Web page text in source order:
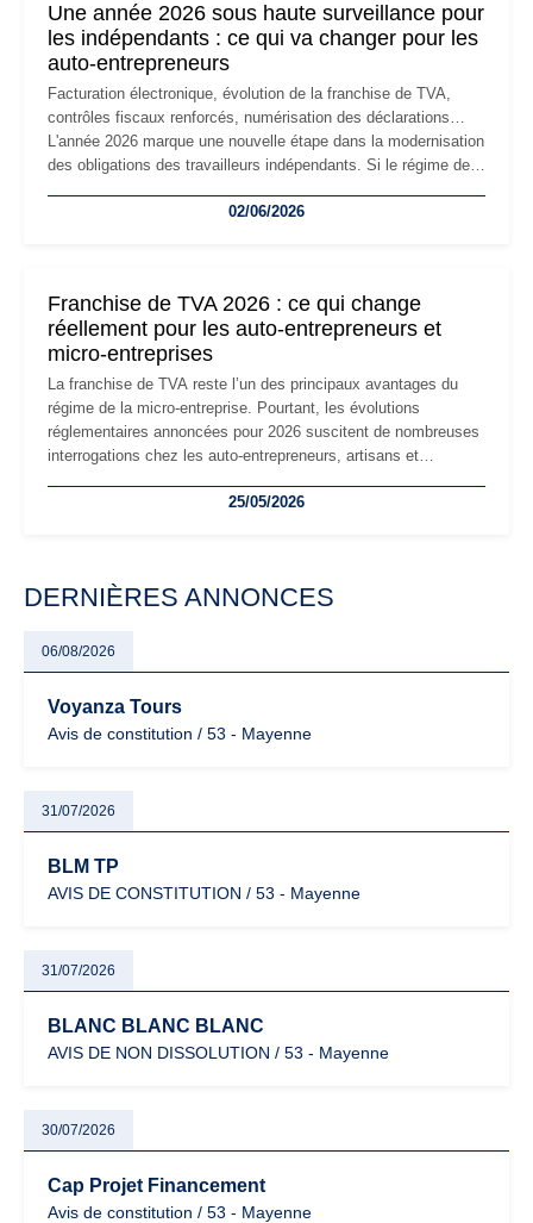
Une année 2026 sous haute surveillance pour
les indépendants : ce qui va changer pour les
auto-entrepreneurs
Facturation électronique, évolution de la franchise de TVA,
contrôles fiscaux renforcés, numérisation des déclarations…
L'année 2026 marque une nouvelle étape dans la modernisation
des obligations des travailleurs indépendants. Si le régime de
les auto-entrepreneurs devront s'adapter à un environnement
02/06/2026
Franchise de TVA 2026 : ce qui change
réellement pour les auto-entrepreneurs et
micro-entreprises
La franchise de TVA reste l’un des principaux avantages du
régime de la micro-entreprise. Pourtant, les évolutions
réglementaires annoncées pour 2026 suscitent de nombreuses
interrogations chez les auto-entrepreneurs, artisans et
facturation ou risque de bascule vers la TVA : les règles
25/05/2026
DERNIÈRES ANNONCES
06/08/2026
Voyanza Tours
Avis de constitution / 53 - Mayenne
31/07/2026
BLM TP
AVIS DE CONSTITUTION / 53 - Mayenne
31/07/2026
BLANC BLANC BLANC
AVIS DE NON DISSOLUTION / 53 - Mayenne
30/07/2026
Cap Projet Financement
Avis de constitution / 53 - Mayenne